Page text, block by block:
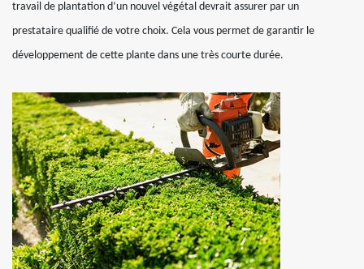
travail de plantation d’un nouvel végétal devrait assurer par un
prestataire qualifié de votre choix. Cela vous permet de garantir le
développement de cette plante dans une très courte durée.